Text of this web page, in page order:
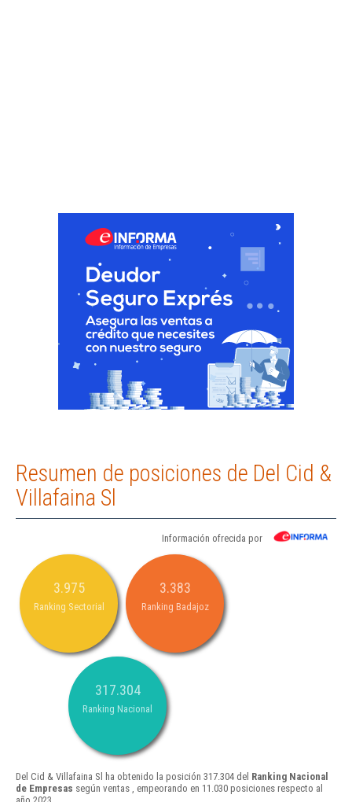
Resumen de posiciones de Del Cid &
Villafaina Sl
Información ofrecida por
3.975
Ranking Sectorial
3.383
Ranking Badajoz
317.304
Ranking Nacional
Del Cid & Villafaina Sl ha obtenido la posición 317.304 del Ranking Nacional
de Empresas según ventas , empeorando en 11.030 posiciones respecto al